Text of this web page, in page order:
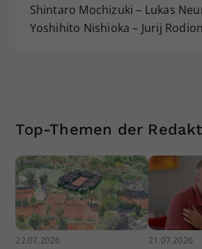
Shintaro Mochizuki – Lukas
Yoshihito Nishioka – Jurij
Top-Themen der
22.07.2026 21.07.2026